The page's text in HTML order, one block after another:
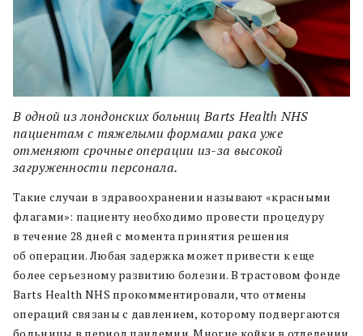
В одной из лондонских больниц Barts Health NHS
пациентам с тяжелыми формами рака уже
отменяют срочные операции из-за высокой
загруженности персонала.
Такие случаи в здравоохранении называют «красными
флагами»: пациенту необходимо провести процедуру
в течение 28 дней с момента принятия решения
об операции. Любая задержка может привести к еще
более серьезному развитию болезни. В трастовом фонде
Barts Health NHS прокомментировали, что отмены
операций связаны с давлением, которому подвергаются